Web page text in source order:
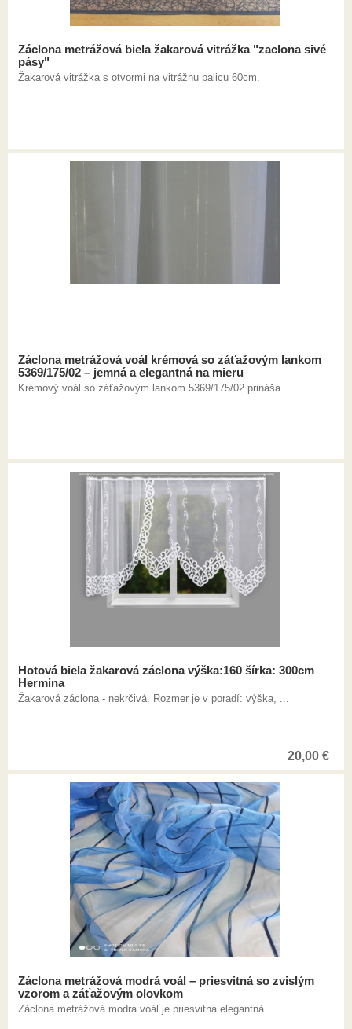
Záclona metrážová biela žakarová vitrážka "zaclona sivé
pásy"
Žakarová vitrážka s otvormi na vitrážnu palicu 60cm.
Záclona metrážová voál krémová so záťažovým lankom
5369/175/02 – jemná a elegantná na mieru
Krémový voál so záťažovým lankom 5369/175/02 prináša ...
Hotová biela žakarová záclona výška:160 šírka: 300cm
Hermina
Žakarová záclona - nekrčivá. Rozmer je v poradí: výška, ...
20,00 €
Záclona metrážová modrá voál – priesvitná so zvislým
vzorom a záťažovým olovkom
Záclona metrážová modrá voál je priesvitná elegantná ...